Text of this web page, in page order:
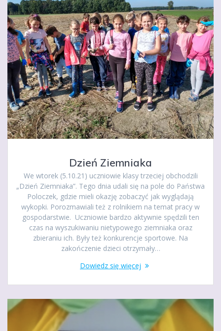
Dzień Ziemniaka
We wtorek (5.10.21) uczniowie klasy trzeciej obchodzili
„Dzień Ziemniaka”. Tego dnia udali się na pole do Państwa
Poloczek, gdzie mieli okazję zobaczyć jak wyglądają
wykopki. Porozmawiali też z rolnikiem na temat pracy w
gospodarstwie. Uczniowie bardzo aktywnie spędzili ten
czas na wyszukiwaniu nietypowego ziemniaka oraz
zbieraniu ich. Były też konkurencje sportowe. Na
zakończenie dzieci otrzymały…
Dowiedz się więcej